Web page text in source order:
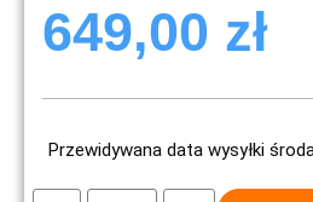
649,00 zł
Przewidywana data wysyłki